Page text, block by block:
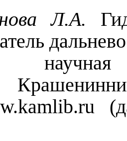
Л.А.